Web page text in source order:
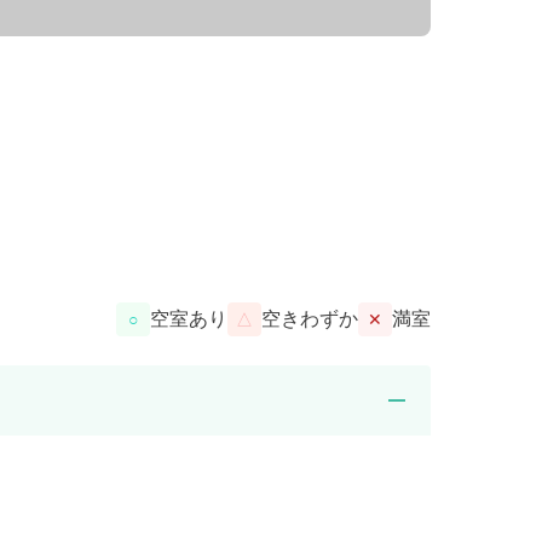
○ 空室あり △ 空きわずか ✕ 満室
remove